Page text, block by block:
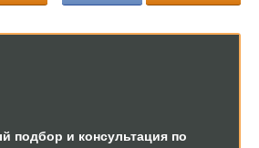
подбор и консультация по